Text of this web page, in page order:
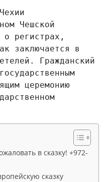
Чешской
о регистрах,
заключается в
Гражданский
церемонию
в сказку! +972-
сказку